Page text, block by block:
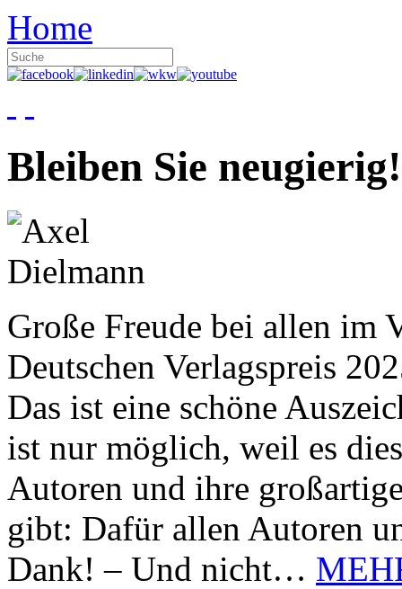
Home
Bleiben Sie neugierig!
Große Freude bei allen im
Deutschen Verlagspreis
Das ist eine schöne
ist nur möglich, weil es
Autoren und ihre
gibt: Dafür allen Autoren
Dank! – Und nicht…